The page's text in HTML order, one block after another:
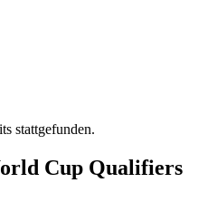
stattgefunden.
Cup Qualifiers